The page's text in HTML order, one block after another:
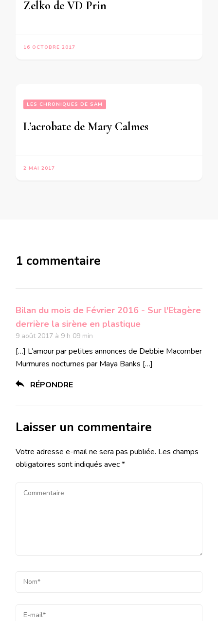
Zelko de VD Prin
16 OCTOBRE 2017
LES CHRONIQUES DE SAM
L’acrobate de Mary Calmes
2 MAI 2017
1 commentaire
Bilan du mois de Février 2016 - Sur l'Etagère
derrière la sirène en plastique
9 août 2017 à 9 h 09 min
[…] L’amour par petites annonces de Debbie Macomber
Murmures nocturnes par Maya Banks […]
RÉPONDRE
Laisser un commentaire
Votre adresse e-mail ne sera pas publiée. Les champs
obligatoires sont indiqués avec*